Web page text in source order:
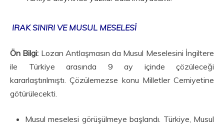
IRAK SINIRI VE MUSUL MESELESİ
Ön Bilgi: Lozan Antlaşmasın da Musul Meselesini İngiltere
ile Türkiye arasında 9 ay içinde çözüleceği
kararlaştırılmıştı. Çözülemezse konu Milletler Cemiyetine
götürülecekti.
Musul meselesi görüşülmeye başlandı. Türkiye, Musul